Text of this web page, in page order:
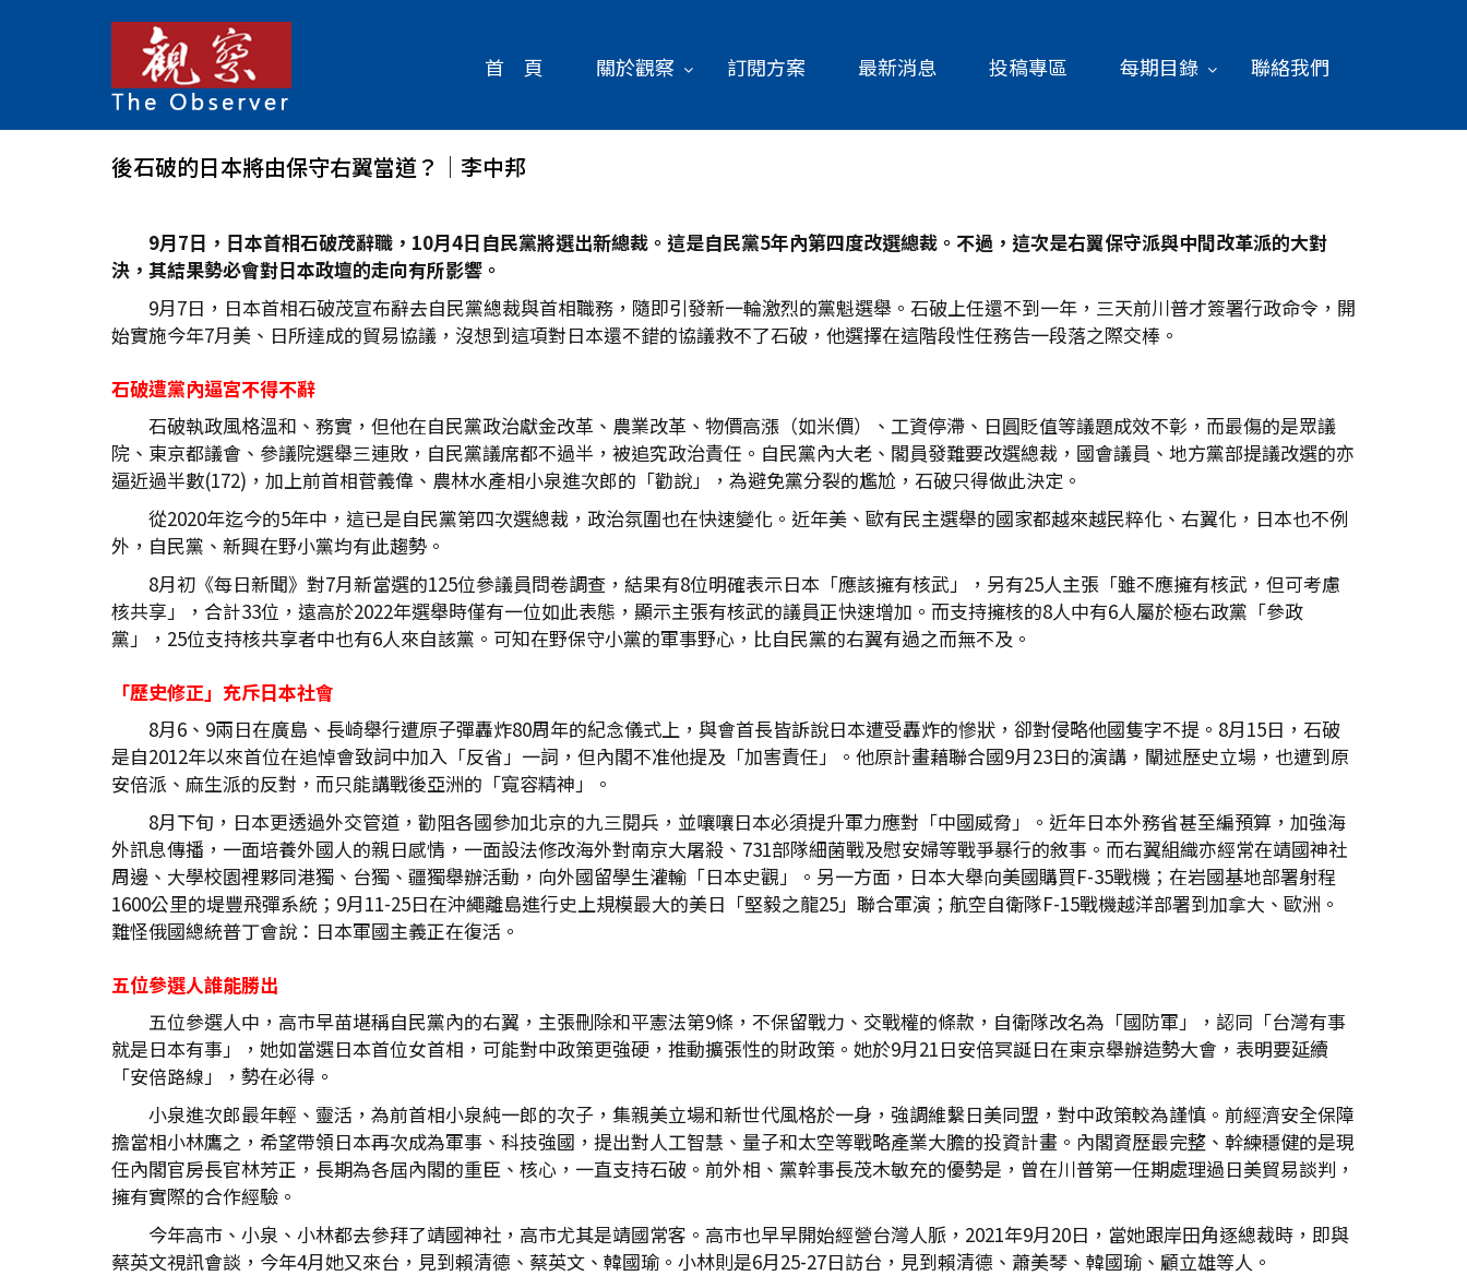
首 頁 關於觀察 訂閱方案 最新消息 投稿專區 每期目錄 聯絡我們
後石破的日本將由保守右翼當道？│李中邦
9月7日，日本首相石破茂辭職，10月4日自民黨將選出新總裁。這是自民黨5年內第四度改選總裁。不過，這次是右翼保守派與中間改革派的大對
決，其結果勢必會對日本政壇的走向有所影響。
9月7日，日本首相石破茂宣布辭去自民黨總裁與首相職務，隨即引發新一輪激烈的黨魁選舉。石破上任還不到一年，三天前川普才簽署行政命令，開
始實施今年7月美、日所達成的貿易協議，沒想到這項對日本還不錯的協議救不了石破，他選擇在這階段性任務告一段落之際交棒。
石破遭黨內逼宮不得不辭
石破執政風格溫和、務實，但他在自民黨政治獻金改革、農業改革、物價高漲（如米價）、工資停滯、日圓貶值等議題成效不彰，而最傷的是眾議
院、東京都議會、參議院選舉三連敗，自民黨議席都不過半，被追究政治責任。自民黨內大老、閣員發難要改選總裁，國會議員、地方黨部提議改選的亦
逼近過半數(172)，加上前首相菅義偉、農林水產相小泉進次郎的「勸說」，為避免黨分裂的尷尬，石破只得做此決定。
從2020年迄今的5年中，這已是自民黨第四次選總裁，政治氛圍也在快速變化。近年美、歐有民主選舉的國家都越來越民粹化、右翼化，日本也不例
外，自民黨、新興在野小黨均有此趨勢。
8月初《每日新聞》對7月新當選的125位參議員問卷調查，結果有8位明確表示日本「應該擁有核武」，另有25人主張「雖不應擁有核武，但可考慮
核共享」，合計33位，遠高於2022年選舉時僅有一位如此表態，顯示主張有核武的議員正快速增加。而支持擁核的8人中有6人屬於極右政黨「參政
黨」，25位支持核共享者中也有6人來自該黨。可知在野保守小黨的軍事野心，比自民黨的右翼有過之而無不及。
「歷史修正」充斥日本社會
8月6、9兩日在廣島、長崎舉行遭原子彈轟炸80周年的紀念儀式上，與會首長皆訴說日本遭受轟炸的慘狀，卻對侵略他國隻字不提。8月15日，石破
是自2012年以來首位在追悼會致詞中加入「反省」一詞，但內閣不准他提及「加害責任」。他原計畫藉聯合國9月23日的演講，闡述歷史立場，也遭到原
安倍派、麻生派的反對，而只能講戰後亞洲的「寬容精神」。
8月下旬，日本更透過外交管道，勸阻各國參加北京的九三閱兵，並嚷嚷日本必須提升軍力應對「中國威脅」。近年日本外務省甚至編預算，加強海
外訊息傳播，一面培養外國人的親日感情，一面設法修改海外對南京大屠殺、731部隊細菌戰及慰安婦等戰爭暴行的敘事。而右翼組織亦經常在靖國神社
周邊、大學校園裡夥同港獨、台獨、疆獨舉辦活動，向外國留學生灌輸「日本史觀」。另一方面，日本大舉向美國購買F-35戰機；在岩國基地部署射程
1600公里的堤豐飛彈系統；9月11-25日在沖繩離島進行史上規模最大的美日「堅毅之龍25」聯合軍演；航空自衛隊F-15戰機越洋部署到加拿大、歐洲。
難怪俄國總統普丁會說：日本軍國主義正在復活。
五位參選人誰能勝出
五位參選人中，高市早苗堪稱自民黨內的右翼，主張刪除和平憲法第9條，不保留戰力、交戰權的條款，自衛隊改名為「國防軍」，認同「台灣有事
就是日本有事」，她如當選日本首位女首相，可能對中政策更強硬，推動擴張性的財政策。她於9月21日安倍冥誕日在東京舉辦造勢大會，表明要延續
「安倍路線」，勢在必得。
小泉進次郎最年輕、靈活，為前首相小泉純一郎的次子，集親美立場和新世代風格於一身，強調維繫日美同盟，對中政策較為謹慎。前經濟安全保障
擔當相小林鷹之，希望帶領日本再次成為軍事、科技強國，提出對人工智慧、量子和太空等戰略產業大膽的投資計畫。內閣資歷最完整、幹練穩健的是現
任內閣官房長官林芳正，長期為各屆內閣的重臣、核心，一直支持石破。前外相、黨幹事長茂木敏充的優勢是，曾在川普第一任期處理過日美貿易談判，
擁有實際的合作經驗。
今年高市、小泉、小林都去參拜了靖國神社，高市尤其是靖國常客。高市也早早開始經營台灣人脈，2021年9月20日，當她跟岸田角逐總裁時，即與
蔡英文視訊會談，今年4月她又來台，見到賴清德、蔡英文、韓國瑜。小林則是6月25-27日訪台，見到賴清德、蕭美琴、韓國瑜、顧立雄等人。